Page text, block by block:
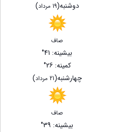
دوشنبه(19 مرداد )
صاف
بیشینه: 41°
کمینه: 26°
چهارشنبه(21 مرداد )
صاف
بیشینه: 39°